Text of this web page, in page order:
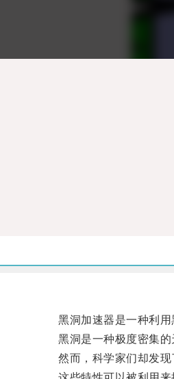
黑洞加速器是一种利用
黑洞是一种极度密集的天
然而，科学家们却发现